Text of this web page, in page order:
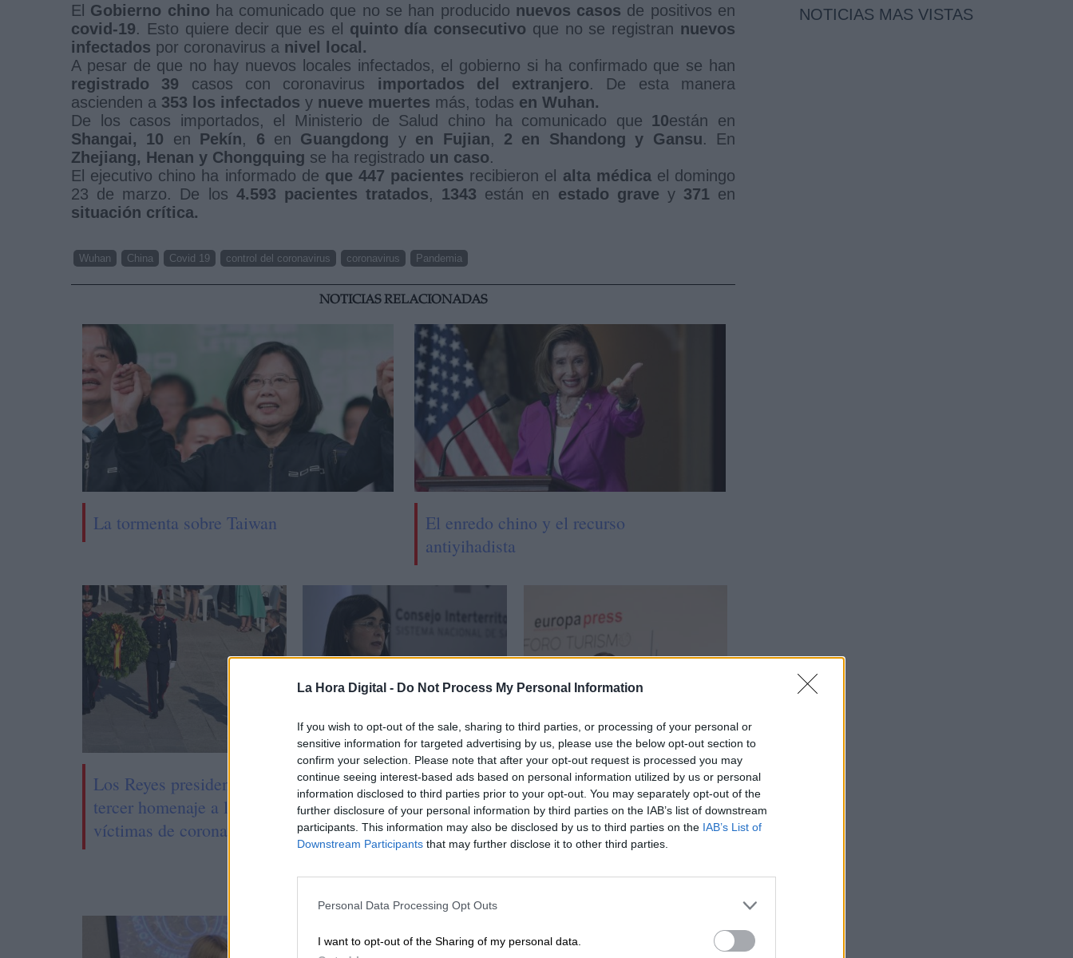
La Hora Digital - Do Not Process My Personal Information
If you wish to opt-out of the sale, sharing to third parties, or processing of your personal or
sensitive information for targeted advertising by us, please use the below opt-out section to
confirm your selection. Please note that after your opt-out request is processed you may
continue seeing interest-based ads based on personal information utilized by us or personal
information disclosed to third parties prior to your opt-out. You may separately opt-out of the
further disclosure of your personal information by third parties on the IAB’s list of downstream
participants. This information may also be disclosed by us to third parties on the IAB’s List of
Downstream Participants that may further disclose it to other third parties.
Personal Data Processing Opt Outs
I want to opt-out of the Sharing of my personal data.
El Gobierno chino ha comunicado que no se han producido nuevos casos de positivos en
covid-19. Esto quiere decir que es el quinto día consecutivo que no se registran nuevos
infectados por coronavirus a nivel local.
A pesar de que no hay nuevos locales infectados, el gobierno si ha confirmado que se han
registrado 39 casos con coronavirus importados del extranjero. De esta manera
ascienden a 353 los infectados y nueve muertes más, todas en Wuhan.
De los casos importados, el Ministerio de Salud chino ha comunicado que 10están en
Shangai, 10 en Pekín, 6 en Guangdong y en Fujian, 2 en Shandong y Gansu. En
Zhejiang, Henan y Chongquing se ha registrado un caso.
El ejecutivo chino ha informado de que 447 pacientes recibieron el alta médica el domingo
23 de marzo. De los 4.593 pacientes tratados, 1343 están en estado grave y 371 en
situación crítica.
Wuhan China Covid 19 control del coronavirus coronavirus Pandemia
NOTICIAS RELACIONADAS
La tormenta sobre Taiwan
El enredo chino y el recurso
antiyihadista
Los Reyes presiden el
tercer homenaje a las
víctimas de coronavirus
Después de verano habrá
una cuarta vacuna,
especialmente
recomendada a personas
de alto riesgo
Se podrá viajar a España
sin certificado Covid
NOTICIAS MAS VISTAS